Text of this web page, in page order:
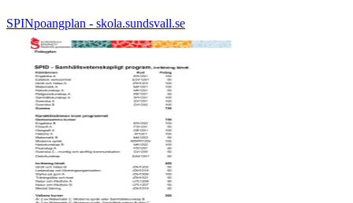
SPINpoangplan - skola.sundsvall.se